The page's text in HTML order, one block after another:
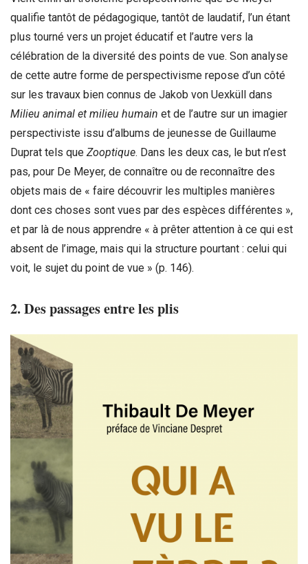
qualifie tantôt de pédagogique, tantôt de laudatif, l’un étant
plus tourné vers un projet éducatif et l’autre vers la
célébration de la diversité des points de vue. Son analyse
de cette autre forme de perspectivisme repose d’un côté
sur les travaux bien connus de Jakob von Uexküll dans
Milieu animal et milieu humain et de l’autre sur un imagier
perspectiviste issu d’albums de jeunesse de Guillaume
Duprat tels que Zooptique. Dans les deux cas, le but n’est
pas, pour De Meyer, de connaître ou de reconnaître des
objets mais de « faire découvrir les multiples manières
dont ces choses sont vues par des espèces différentes »,
et par là de nous apprendre « à prêter attention à ce qui est
absent de l’image, mais qui la structure pourtant : celui qui
voit, le sujet du point de vue » (p. 146).
2. Des passages entre les plis